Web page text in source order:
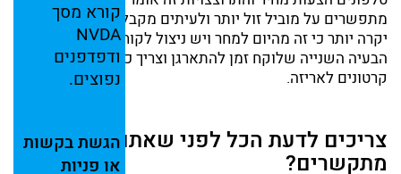
קורא מסך
NVDA
ודפדפנים
נפוצים.
הגשתבקשות
או פניות
מתפשרים על מוביל זול יותר ולעיתים מקבלים הצעת מחיר
יקרה יותר כי זה מהיום למחר ויש ניצול לקוחות לחוצים.
הבעיה השנייה שלוקח זמן להתארגן וצריך כבר לקבל מהמוביל
קרטונים לאריזה.
צריכים לדעת הכל לפני שאתם
מתקשרים?